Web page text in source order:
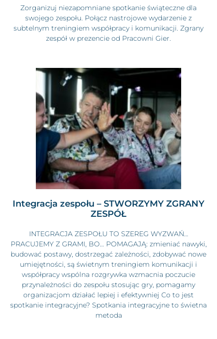
Zorganizuj niezapomniane spotkanie świąteczne dla
swojego zespołu. Połącz nastrojowe wydarzenie z
subtelnym treningiem współpracy i komunikacji. Zgrany
zespół w prezencie od Pracowni Gier.
Integracja zespołu – STWORZYMY ZGRANY
ZESPÓŁ
INTEGRACJA ZESPOŁU TO SZEREG WYZWAŃ…
PRACUJEMY Z GRAMI, BO… POMAGAJĄ: zmieniać nawyki,
budować postawy, dostrzegać zależności, zdobywać nowe
umiejętności, są świetnym treningiem komunikacji i
współpracy wspólna rozgrywka wzmacnia poczucie
przynależności do zespołu stosując gry, pomagamy
organizacjom działać lepiej i efektywniej Co to jest
spotkanie integracyjne? Spotkania integracyjne to świetna
metoda